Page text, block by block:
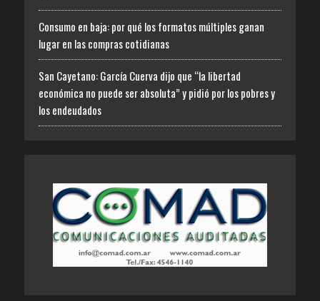
Consumo en baja: por qué los formatos múltiples ganan
lugar en las compras cotidianas
San Cayetano: García Cuerva dijo que “la libertad
económica no puede ser absoluta” y pidió por los pobres y
los endeudados